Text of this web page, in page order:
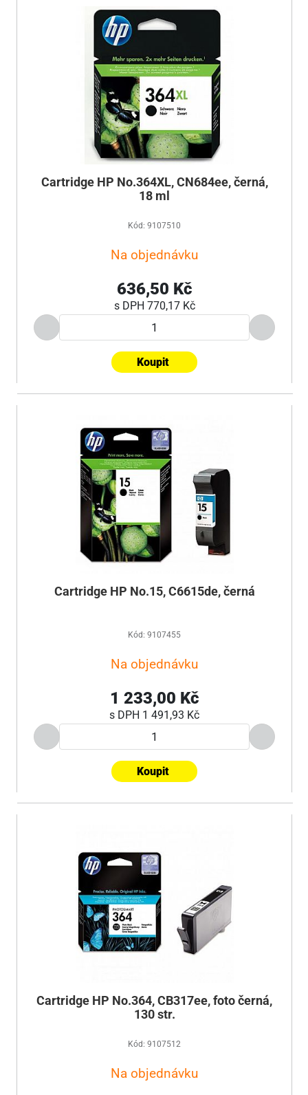
Cartridge HP No.364XL, CN684ee, černá,
18 ml
Kód: 9107510
Na objednávku
636,50 Kč
s DPH 770,17 Kč
Koupit
Cartridge HP No.15, C6615de, černá
Kód: 9107455
Na objednávku
1 233,00 Kč
s DPH 1 491,93 Kč
Koupit
Cartridge HP No.364, CB317ee, foto černá,
130 str.
Kód: 9107512
Na objednávku